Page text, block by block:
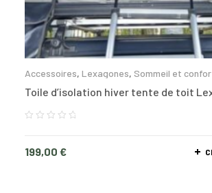
Accessoires, Lexagones, Sommeil et
Toile d’isolation hiver tente de toit
199,00 €